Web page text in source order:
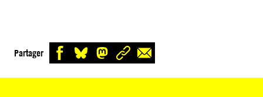
Partager